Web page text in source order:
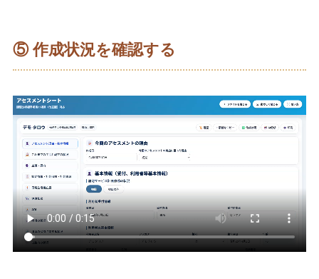
⑤ 作成状況を確認する